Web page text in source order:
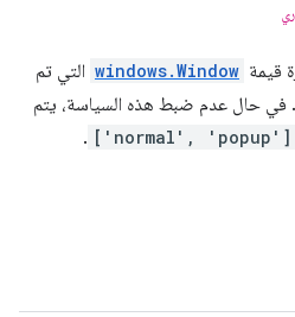
قيمة windows.Window التي تم
في حال عدم ضبط هذه السياسة، يتم
['normal', 'popup']
.